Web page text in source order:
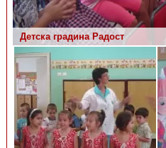
Детска градина Радост